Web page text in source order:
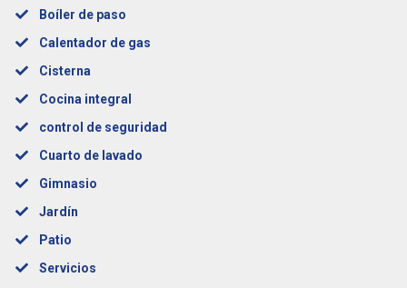
Boíler de paso
Calentador de gas
Cisterna
Cocina integral
control de seguridad
Cuarto de lavado
Gimnasio
Jardín
Patio
Servicios